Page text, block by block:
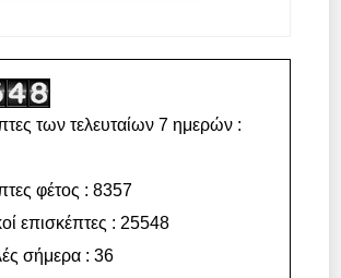
των τελευταίων 7 ημερών :
φέτος : 8357
επισκέπτες : 25548
σήμερα : 36